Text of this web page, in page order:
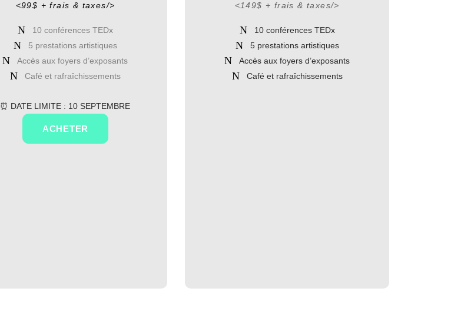
<99$ + frais & taxes/>
10 conférences TEDx
5 prestations artistiques
Accès aux foyers d’exposants
Café et rafraîchissements
⏰ DATE LIMITE : 10 SEPTEMBRE
ACHETER
<149$ + frais & taxes/>
10 conférences TEDx
5 prestations artistiques
Accès aux foyers d’exposants
Café et rafraîchissements